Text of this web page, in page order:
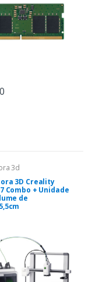
3d
3D Creality
Combo + Unidade
de